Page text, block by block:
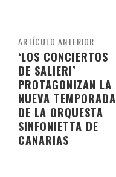
ARTÍCULO ANTERIOR
‘LOS CONCIERTOS
DE SALIERI’
PROTAGONIZAN LA
NUEVA TEMPORADA
DE LA ORQUESTA
SINFONIETTA DE
CANARIAS